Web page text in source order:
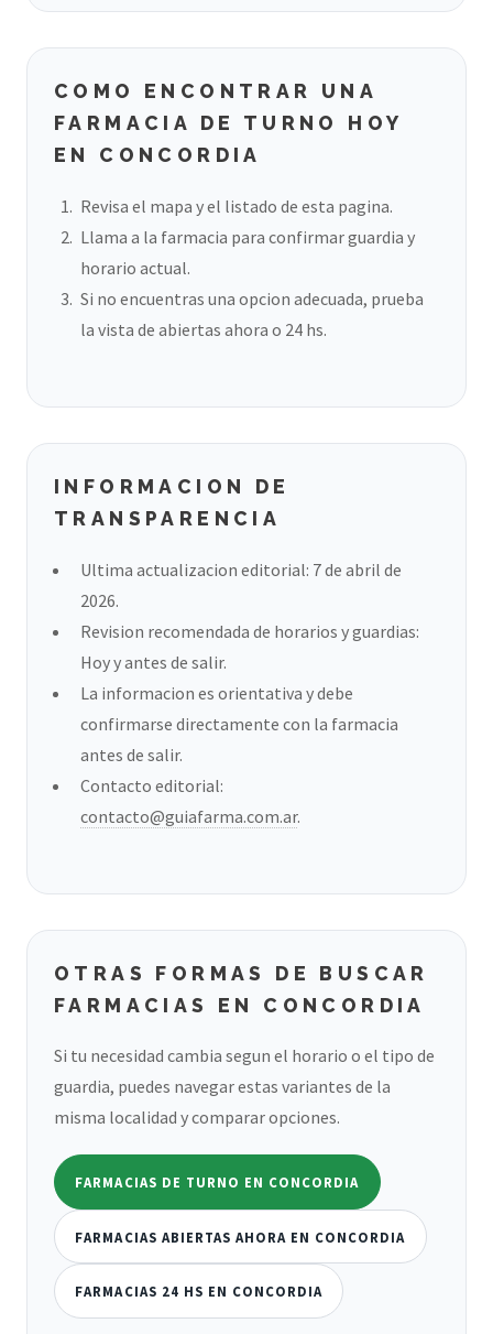
COMO ENCONTRAR UNA
FARMACIA DE TURNO HOY
EN CONCORDIA
Revisa el mapa y el listado de esta pagina.
Llama a la farmacia para confirmar guardia y
horario actual.
Si no encuentras una opcion adecuada, prueba
la vista de abiertas ahora o 24 hs.
INFORMACION DE
TRANSPARENCIA
Ultima actualizacion editorial: 7 de abril de
2026.
Revision recomendada de horarios y guardias:
Hoy y antes de salir.
La informacion es orientativa y debe
confirmarse directamente con la farmacia
antes de salir.
Contacto editorial:
contacto@guiafarma.com.ar.
OTRAS FORMAS DE BUSCAR
FARMACIAS EN CONCORDIA
Si tu necesidad cambia segun el horario o el tipo de
guardia, puedes navegar estas variantes de la
misma localidad y comparar opciones.
FARMACIAS DE TURNO EN CONCORDIA
FARMACIAS ABIERTAS AHORA EN CONCORDIA
FARMACIAS 24 HS EN CONCORDIA